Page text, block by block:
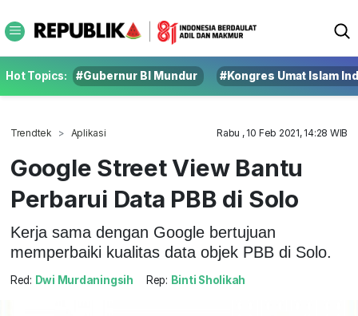
Hot Topics: #Gubernur BI Mundur #Kongres Umat Islam
Trendtek Aplikasi Rabu , 10 Feb 2021, 14:28 WIB
Google Street View Bantu
Perbarui Data PBB di Solo
Kerja sama dengan Google bertujuan
memperbaiki kualitas data objek PBB di Solo.
Red: Dwi Murdaningsih Rep: Binti Sholikah